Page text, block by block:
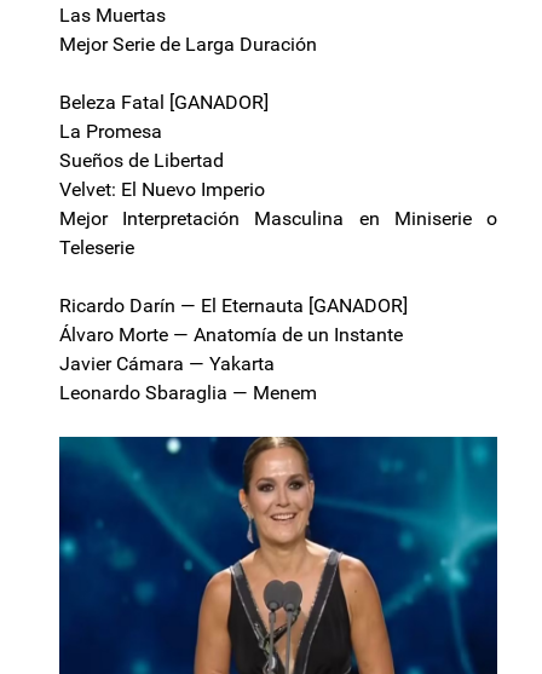
Las Muertas
Mejor Serie de Larga Duración
Beleza Fatal [GANADOR]
La Promesa
Sueños de Libertad
Velvet: El Nuevo Imperio
Mejor Interpretación Masculina en Miniserie o
Teleserie
Ricardo Darín — El Eternauta [GANADOR]
Álvaro Morte — Anatomía de un Instante
Javier Cámara — Yakarta
Leonardo Sbaraglia — Menem